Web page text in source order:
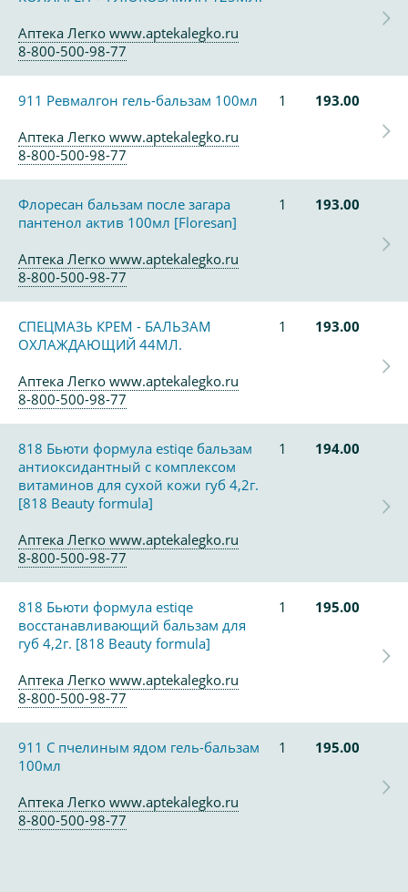
Аптека Легко www.aptekalegko.ru
8-800-500-98-77
911 Ревмалгон гель-бальзам 100мл 1
193.00
Аптека Легко www.aptekalegko.ru
8-800-500-98-77
Флоресан бальзам после загара
пантенол актив 100мл [Floresan]
1 193.00
Аптека Легко www.aptekalegko.ru
8-800-500-98-77
СПЕЦМАЗЬ КРЕМ - БАЛЬЗАМ
ОХЛАЖДАЮЩИЙ 44МЛ.
1 193.00
Аптека Легко www.aptekalegko.ru
8-800-500-98-77
818 Бьюти формула estiqe бальзам
антиоксидантный с комплексом
витаминов для сухой кожи губ 4,2г.
[818 Beauty formula]
1 194.00
Аптека Легко www.aptekalegko.ru
8-800-500-98-77
818 Бьюти формула estiqe
восстанавливающий бальзам для
губ 4,2г. [818 Beauty formula]
1 195.00
Аптека Легко www.aptekalegko.ru
8-800-500-98-77
911 С пчелиным ядом гель-бальзам
100мл
1 195.00
Аптека Легко www.aptekalegko.ru
8-800-500-98-77